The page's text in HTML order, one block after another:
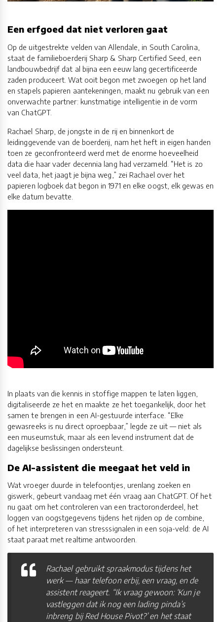
Een erfgoed dat niet verloren gaat
Op de uitgestrekte velden van Allendale, in South Carolina,
staat de familieboerderij Sharp & Sharp Certified Seed, een
landbouwbedrijf dat al bijna een eeuw lang gecertificeerde
zaden produceert. Wat ooit begon met zwoegen op het land
en stapels papieren aantekeningen, maakt nu gebruik van een
onverwachte partner: kunstmatige intelligentie in de vorm
van ChatGPT.
Rachael Sharp, de jongste in de rij en binnenkort de
leidinggevende van de boerderij, nam het heft in eigen handen
toen ze geconfronteerd werd met de enorme hoeveelheid
data die haar vader decennia lang had verzameld. “Het is zo
veel data, het jaagt je bijna weg,” zei Rachael over het
papieren logboek dat begon in 1971 en elke oogst, elk gewas en
elke datum bevatte.
In plaats van die kennis in stoffige mappen te laten liggen,
digitaliseerde ze het en maakte ze het toegankelijk, door het
samen te brengen in een AI-gestuurde interface. “Elke
gewasreeks is nu direct oproepbaar,” legde ze uit — niet als
een museumstuk, maar als een levend instrument dat de
dagelijkse beslissingen ondersteunt.
De AI-assistent die meegaat het veld in
Wat vroeger duurde in telefoontjes, urenlang zoeken en
giswerk, gebeurt vandaag met één vraag aan ChatGPT. Of het
nu gaat om het controleren van een tractoronderdeel, het
loggen van oogstgegevens tijdens het rijden op de combine,
of het interpreteren van stresssignalen in een soja-veld: de AI
staat paraat met realtime antwoorden.
Rachael gebruikt spraakmodus tijdens het
werk — haar telefoon erbij, een vraag, en de
assistent reageert. “Ik vraag gewoon: ‘Kun je
vastleggen dat ik nog een lading pinda’s
inbreng bij Red House Pivot?’ en het staat